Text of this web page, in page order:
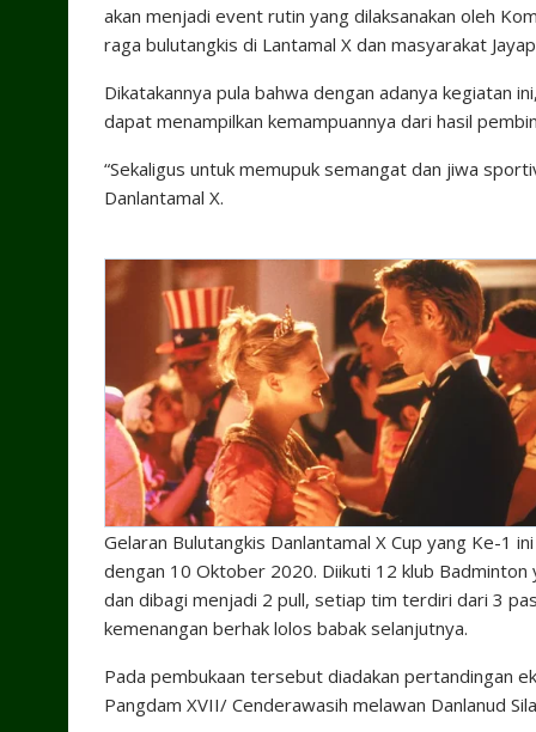
akan menjadi event rutin yang dilaksanakan oleh
raga bulutangkis di Lantamal X dan masyarakat
Dikatakannya pula bahwa dengan adanya kegiatan
dapat menampilkan kemampuannya dari hasil
“Sekaligus untuk memupuk semangat dan jiwa
Danlantamal X.
Gelaran Bulutangkis Danlantamal X Cup yang Ke-1
dengan 10 Oktober 2020. Diikuti 12 klub
dan dibagi menjadi 2 pull, setiap tim terdiri dari 3
kemenangan berhak lolos babak selanjutnya.
Pada pembukaan tersebut diadakan pertandingan
Pangdam XVII/ Cenderawasih melawan Danlanud